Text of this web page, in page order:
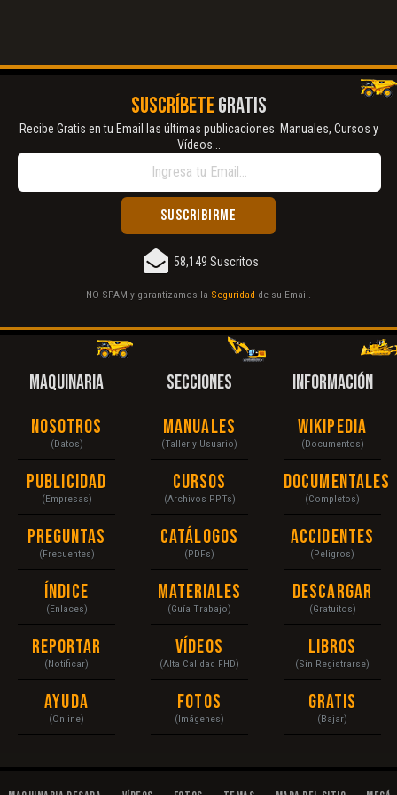
SUSCRÍBETEGRATIS
Recibe Gratis en tu Email las últimas publicaciones. Manuales, Cursos y
Vídeos...
58,149 Suscritos
NO SPAM y garantizamos la Seguridad de su Email.
MAQUINARIA
Nosotros
(Datos)
Publicidad
(Empresas)
Preguntas
(Frecuentes)
Índice
(Enlaces)
Reportar
(Notificar)
Ayuda
(Online)
SECCIONES
Manuales
(Taller y Usuario)
Cursos
(Archivos PPTs)
Catálogos
(PDFs)
Materiales
(Guía Trabajo)
Vídeos
(Alta Calidad FHD)
Fotos
(Imágenes)
INFORMACIÓN
Wikipedia
(Documentos)
Documentales
(Completos)
Accidentes
(Peligros)
Descargar
(Gratuitos)
Libros
(Sin Registrarse)
Gratis
(Bajar)